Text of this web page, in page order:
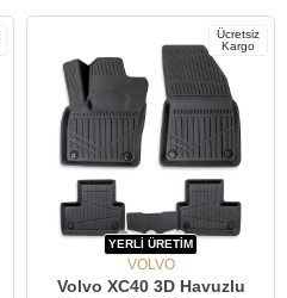
YERLİ ÜRETİM
Ücretsiz
Kargo
VOLVO
Volvo XC40 3D Havuzlu